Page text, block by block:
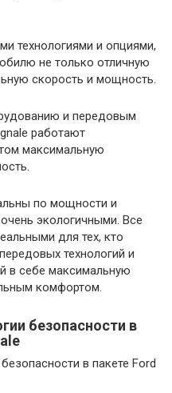
технологиями и опциями,
не только отличную
скорость и мощность.
и передовым
работают
максимальную
по мощности и
экологичными. Все
для тех, кто
технологий и
в себе максимальную
комфортом.
безопасности в